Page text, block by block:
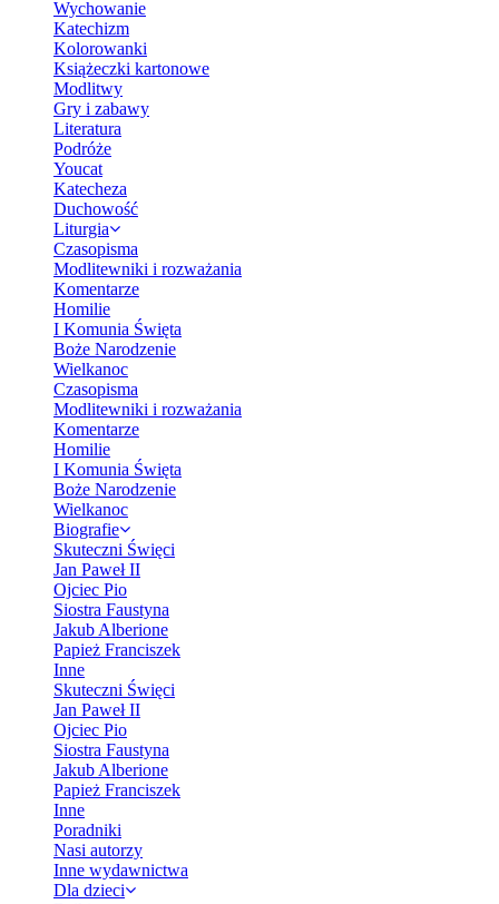
Wychowanie
Katechizm
Kolorowanki
Książeczki kartonowe
Modlitwy
Gry i zabawy
Literatura
Podróże
Youcat
Katecheza
Duchowość
Liturgia
Czasopisma
Modlitewniki i rozważania
Komentarze
Homilie
I Komunia Święta
Boże Narodzenie
Wielkanoc
Czasopisma
Modlitewniki i rozważania
Komentarze
Homilie
I Komunia Święta
Boże Narodzenie
Wielkanoc
Biografie
Skuteczni Święci
Jan Paweł II
Ojciec Pio
Siostra Faustyna
Jakub Alberione
Papież Franciszek
Inne
Skuteczni Święci
Jan Paweł II
Ojciec Pio
Siostra Faustyna
Jakub Alberione
Papież Franciszek
Inne
Poradniki
Nasi autorzy
Inne wydawnictwa
Dla dzieci